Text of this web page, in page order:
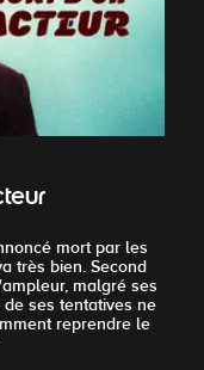
mort par les
très bien. Second
malgré ses
ses tentatives ne
reprendre le